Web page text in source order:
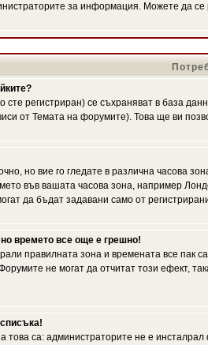
за информация. Можете да се
сте регистриран) се съхраняват в база
от Темата на форумите). Това ще ви
но вие го гледате в различна часова
във вашата часова зона, например
да бъдат задавани само от
времето все още е грешно!
правилната зона и времената все
не могат да отчитат този ефект,
това са: администраторите не е